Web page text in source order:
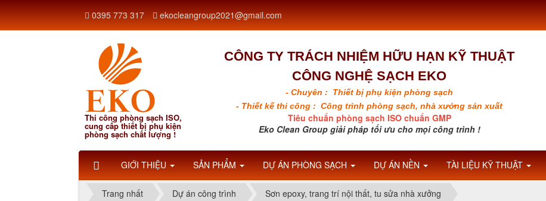
Thi công phòng sạch ISO,
cung cấp thiết bị phụ kiện
phòng sạch chất lượng !
CÔNG TY TRÁCH NHIỆM HỮU HẠN KỸ THUẬT
CÔNG NGHỆ SẠCH EKO
- Chuyên : Thiết bị phụ kiện phòng sạch
- Thiết kế thi công : Công trình phòng sạch, nhà xưởng sản xuất
Tiêu chuẩn phòng sạch ISO chuẩn GMP
Eko Clean Group giải pháp tối ưu cho mọi công trình !
GIỚI THIỆU SẢN PHẨM DỰ ÁN PHÒNG SẠCH DỰ ÁN NỀN TÀI LIỆU KỸ THUẬT
0395 773 317 ekocleangroup2021@gmail.com
Trang nhất Dự án công trình Sơn epoxy, trang trí nội thất, tu sửa nhà xưởng